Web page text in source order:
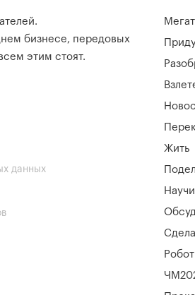
бизнесе, передовых
этим стоят.
данных
Жить